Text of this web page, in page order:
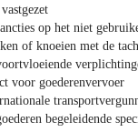
op het niet
of knoeien met de
voor goederenvervoer
begeleidende